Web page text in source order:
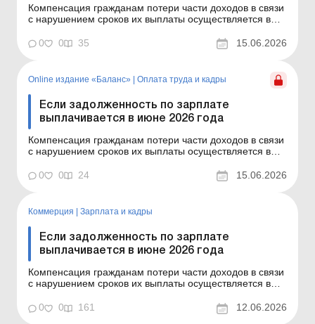
Компенсация гражданам потери части доходов в связи
с нарушением сроков их выплаты осуществляется в
календарных месяцев в соответствии с Порядком,
утвержденным постановлением КМУ от 21.02.2001 №
произведение нач...
0 0 35 15.06.2026
Online издание «Баланс» Оплата труда и кадры
Если задолженность по зарплате
выплачивается в июне 2026 года
Компенсация гражданам потери части доходов в связи
с нарушением сроков их выплаты осуществляется в
календарных месяцев в соответствии с Порядком,
утвержденным постановлением КМУ от 21.02.2001 №
произведение нач...
0 0 24 15.06.2026
Коммерция Зарплата и кадры
Если задолженность по зарплате
выплачивается в июне 2026 года
Компенсация гражданам потери части доходов в связи
с нарушением сроков их выплаты осуществляется в
календарных месяцев в соответствии с Порядком,
утвержденным постановлением КМУ от 21.02.2001 №
0 0 161 12.06.2026